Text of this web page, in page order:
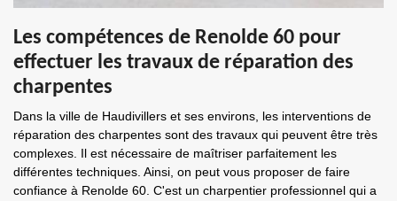
Les compétences de Renolde 60 pour
effectuer les travaux de réparation des
charpentes
Dans la ville de Haudivillers et ses environs, les interventions de
réparation des charpentes sont des travaux qui peuvent être très
complexes. Il est nécessaire de maîtriser parfaitement les
différentes techniques. Ainsi, on peut vous proposer de faire
confiance à Renolde 60. C'est un charpentier professionnel qui a